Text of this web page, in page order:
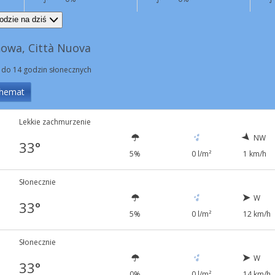
na dziś
Città Nuova
14 godzin słonecznych
Lekkie zachmurzenie
33° 5% 0 l/m²
NW
1 km/h
Słonecznie
33° 5% 0 l/m²
W
12 km/h
Słonecznie
33°
W